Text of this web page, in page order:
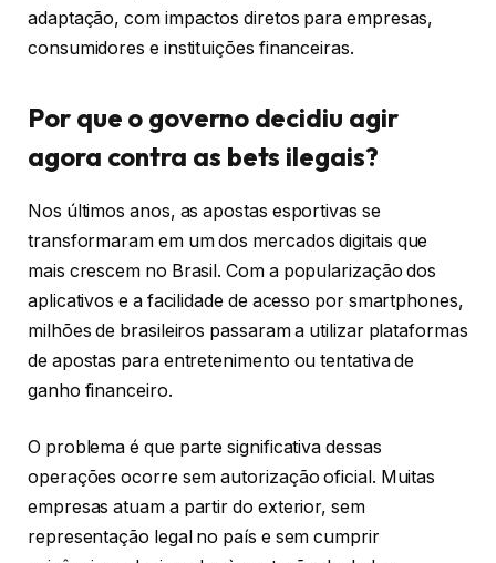
adaptação, com impactos diretos para empresas,
consumidores e instituições financeiras.
Por que o governo decidiu agir
agora contra as bets ilegais?
Nos últimos anos, as apostas esportivas se
transformaram em um dos mercados digitais que
mais crescem no Brasil. Com a popularização dos
aplicativos e a facilidade de acesso por smartphones,
milhões de brasileiros passaram a utilizar plataformas
de apostas para entretenimento ou tentativa de
ganho financeiro.
O problema é que parte significativa dessas
operações ocorre sem autorização oficial. Muitas
empresas atuam a partir do exterior, sem
representação legal no país e sem cumprir